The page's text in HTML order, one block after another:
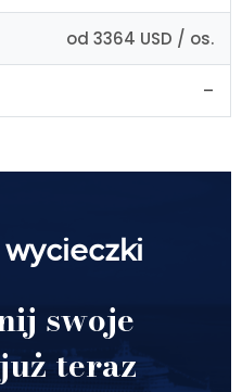
od 3364 USD / os.
–
swoje
teraz